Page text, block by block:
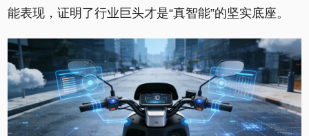
能表现，证明了行业巨头才是“真智能”的坚实底座。